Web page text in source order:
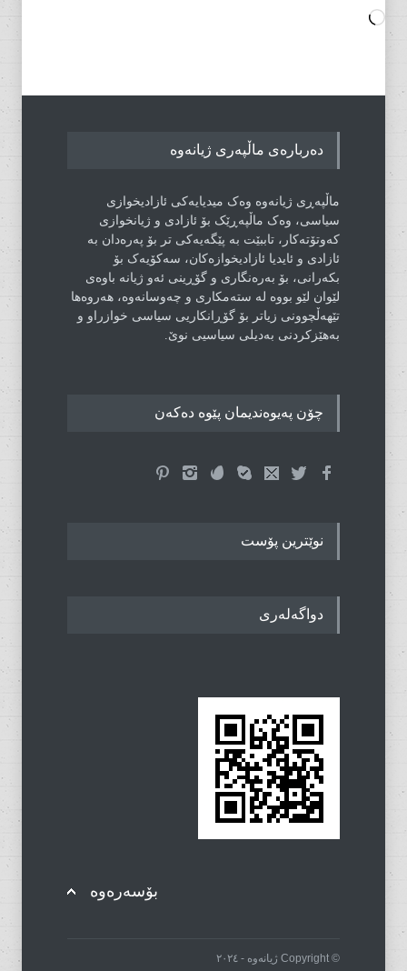
Loading…
دەربارەی ماڵپەری ژیانەوە
ماڵپەڕی ژیانەوە وەک میدیایەکی ئازادیخوازی
سیاسی، وەک ماڵپەڕێک بۆ ئازادی و ژیانخوازی
کەوتۆتەکار، تاببێت بە پێگەیەکی تر بۆ پەرەدان بە
ئازادی و ئایدیا ئازادیخوازەکان، سەکۆیەک بۆ
بکەرانی، بۆ بەرەنگاری و گۆڕینی ئەو ژیانە باوەی
لێوان لێو بووە لە ستەمکاری و چەوسانەوە، هەروەها
تێهەڵچوونی زیاتر بۆ گۆڕانکاریی سیاسی خوازراو و
بەهێزکردنی بەدیلی سیاسیی نوێ.
چۆن پەیوەندیمان پێوە دەکەن
نوێترین پۆست
دواگەلەری
بۆسەرەوە
© Copyright ژیانەوە - ٢٠٢٤